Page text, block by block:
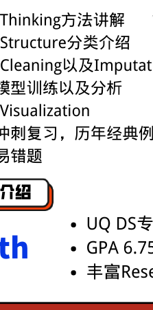
经验
，帮助学员掌握实用技能